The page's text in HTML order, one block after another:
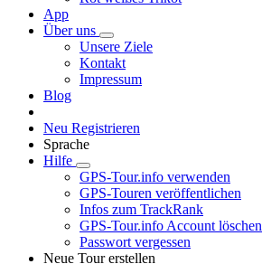
App
Über uns
Unsere Ziele
Kontakt
Impressum
Blog
Neu Registrieren
Sprache
Hilfe
GPS-Tour.info verwenden
GPS-Touren veröffentlichen
Infos zum TrackRank
GPS-Tour.info Account löschen
Passwort vergessen
Neue Tour erstellen